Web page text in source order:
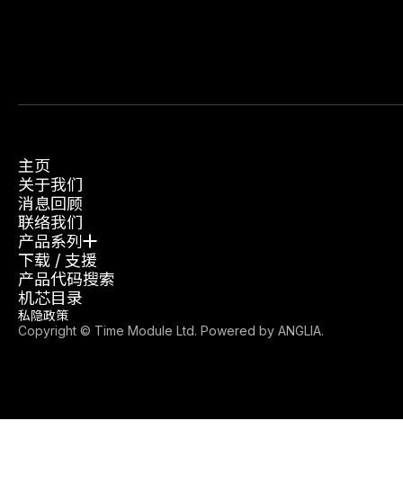
主页
关于我们
消息回顾
联络我们
产品系列
下载 / 支援
产品代码搜索
机芯目录
Copyright © Time Module Ltd. Powered by ANGLIA.
私隐政策